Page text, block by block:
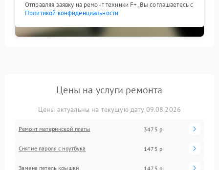
Отправляя заявку на ремонт техники F+, Вы соглашаетесь с
Политикой конфиденциальности
Цены на услуги ремонта
Цены актуальны на текущую дату 09.08.2026
Ремонт материнской платы 3475 р
Снятие пароля с ноутбука 1475 р
Замена петель крышки 1475 р